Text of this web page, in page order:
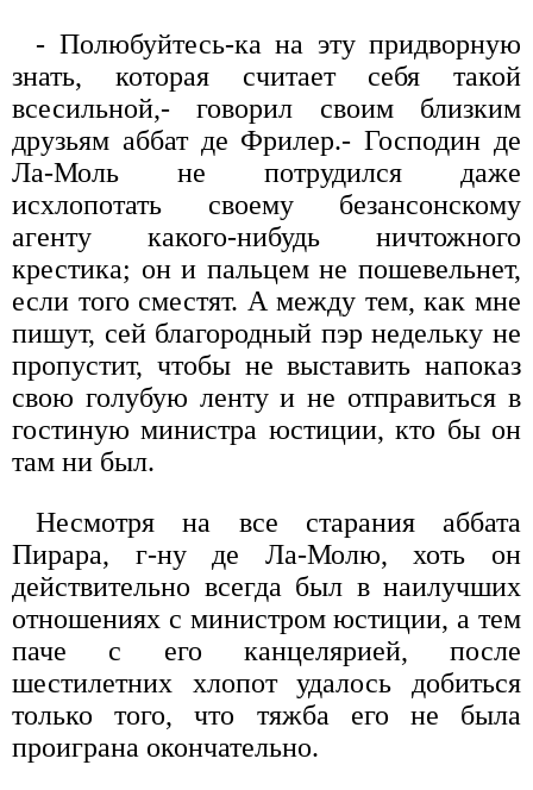
- Полюбуйтесь-ка на эту придворную
знать, которая считает себя такой
всесильной,- говорил своим близким
друзьям аббат де Фрилер.- Господин де
Ла-Моль не потрудился даже
исхлопотать своему безансонскому
агенту какого-нибудь ничтожного
крестика; он и пальцем не пошевельнет,
если того сместят. А между тем, как мне
пишут, сей благородный пэр недельку не
пропустит, чтобы не выставить напоказ
свою голубую ленту и не отправиться в
гостиную министра юстиции, кто бы он
там ни был.
Несмотря на все старания аббата
Пирара, г-ну де Ла-Молю, хоть он
действительно всегда был в наилучших
отношениях с министром юстиции, а тем
паче с его канцелярией, после
шестилетних хлопот удалось добиться
только того, что тяжба его не была
проиграна окончательно.